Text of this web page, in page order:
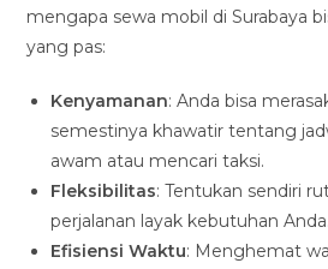
mengapa sewa mobil di Surabaya
yang pas:
Kenyamanan: Anda bisa
semestinya khawatir tentang
awam atau mencari taksi.
Fleksibilitas: Tentukan sendiri
perjalanan layak kebutuhan Anda.
Efisiensi Waktu: Menghemat